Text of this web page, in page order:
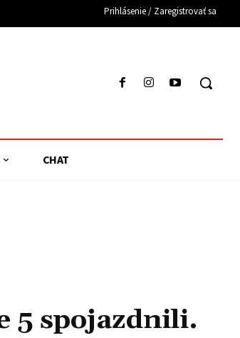
Prihlásenie / Zaregistrovať sa
CHAT
5 spojazdnili.